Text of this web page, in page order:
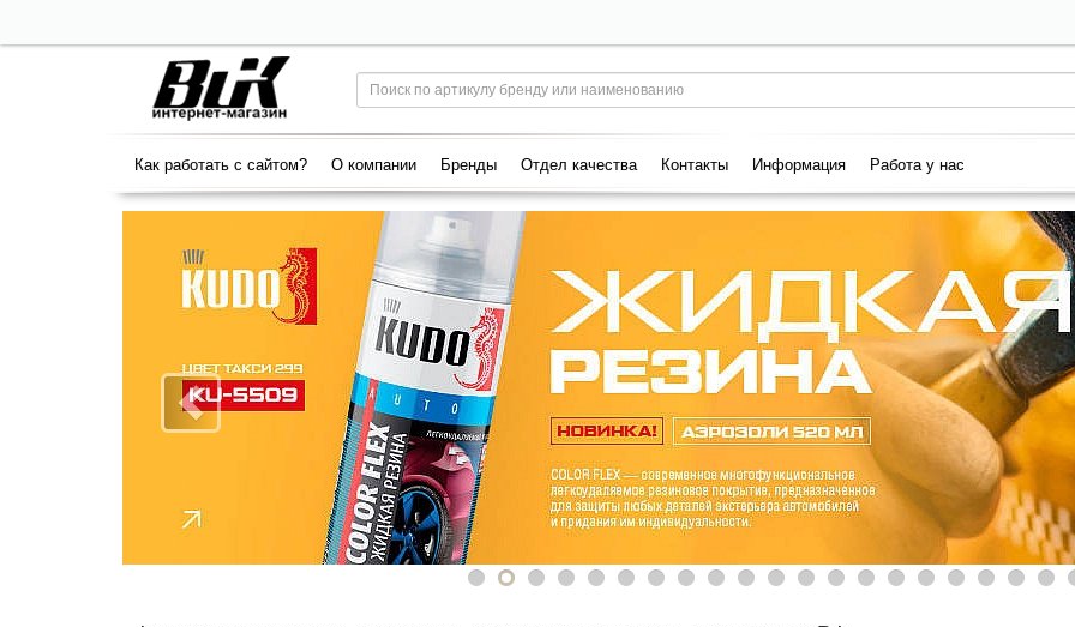
Как работать с сайтом? О компании Бренды Отдел качества Контакты Информация Работа у нас